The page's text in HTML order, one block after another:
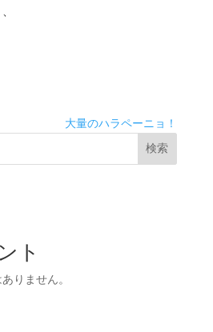
大量のハラペーニョ️！
検索
ト
りません。